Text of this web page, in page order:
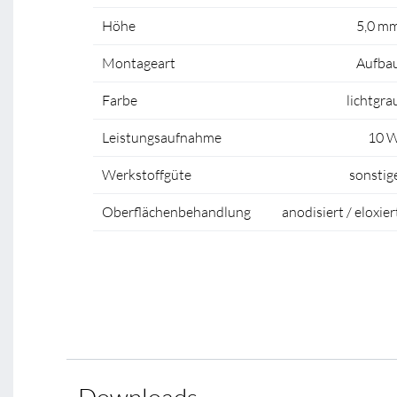
Höhe 5,0
Montageart
Farbe
Leistungsaufnahme 10
Werkstoffgüte
Oberflächenbehandlung anodisiert /